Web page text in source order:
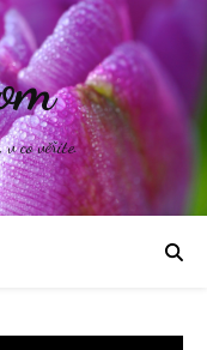
v co věříte.